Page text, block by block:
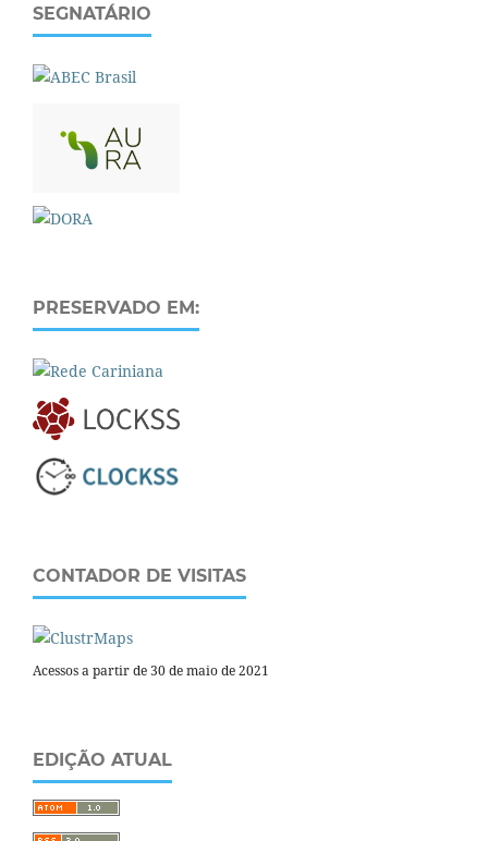
SEGNATÁRIO
PRESERVADO EM:
CONTADOR DE VISITAS
Acessos a partir de 30 de maio de 2021
EDIÇÃO ATUAL